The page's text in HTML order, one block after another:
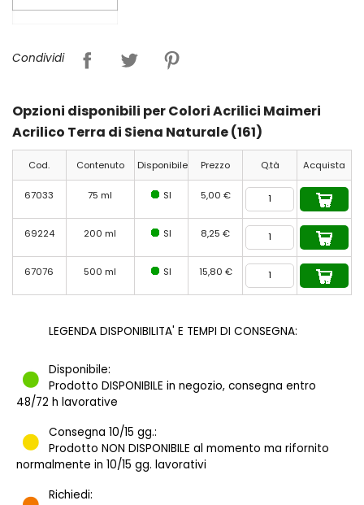
Condividi
Opzioni disponibili per Colori Acrilici Maimeri
Acrilico Terra di Siena Naturale (161)
Cod. Contenuto Disponibile Prezzo Q.tà Acquista
67033 75 ml SI 5,00 €
69224 200 ml SI 8,25 €
67076 500 ml SI 15,80 €
LEGENDA DISPONIBILITA' E TEMPI DI CONSEGNA:
Disponibile:
Prodotto DISPONIBILE in negozio, consegna entro
48/72 h lavorative
Consegna 10/15 gg.:
Prodotto NON DISPONIBILE al momento ma rifornito
normalmente in 10/15 gg. lavorativi
Richiedi: